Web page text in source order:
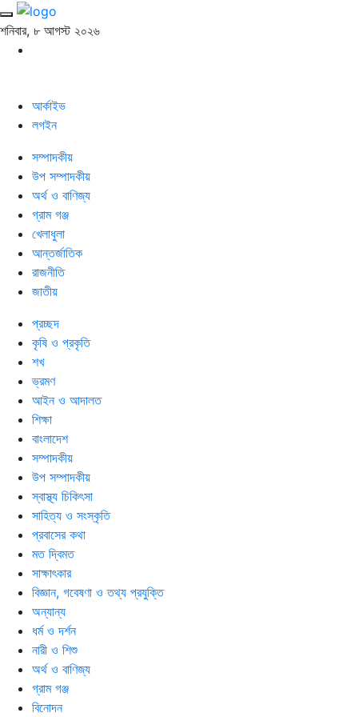
শনিবার, ৮ আগস্ট ২০২৬
আর্কাইভ
লগইন
সম্পাদকীয়
উপ সম্পাদকীয়
অর্থ ও বাণিজ্য
গ্রাম গঞ্জ
খেলাধুলা
আন্তর্জাতিক
রাজনীতি
জাতীয়
প্রচ্ছদ
কৃষি ও প্রকৃতি
শখ
ভ্রমণ
আইন ও আদালত
শিক্ষা
বাংলাদেশ
সম্পাদকীয়
উপ সম্পাদকীয়
স্বাস্থ্য চিকিৎসা
সাহিত্য ও সংস্কৃতি
প্রবাসের কথা
মত দ্বিমত
সাক্ষাৎকার
বিজ্ঞান, গবেষণা ও তথ্য প্রযুক্তি
অন্যান্য
ধর্ম ও দর্শন
নারী ও শিশু
অর্থ ও বাণিজ্য
গ্রাম গঞ্জ
বিনোদন